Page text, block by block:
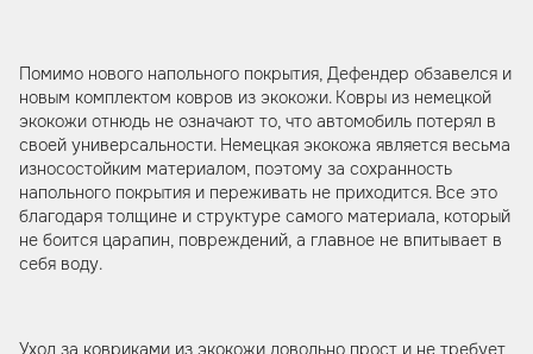
Помимо нового напольного покрытия, Дефендер обзавелся и
новым комплектом ковров из экокожи. Ковры из немецкой
экокожи отнюдь не означают то, что автомобиль потерял в
своей универсальности. Немецкая экокожа является весьма
износостойким материалом, поэтому за сохранность
напольного покрытия и переживать не приходится. Все это
благодаря толщине и структуре самого материала, который
не боится царапин, повреждений, а главное не впитывает в
себя воду.
Уход за ковриками из экокожи довольно прост и не требует